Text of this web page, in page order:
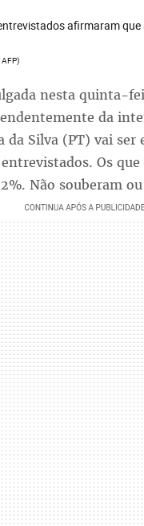
afirmaram
nesta quinta-
da
Silva (PT) vai ser
Os
Não souberam